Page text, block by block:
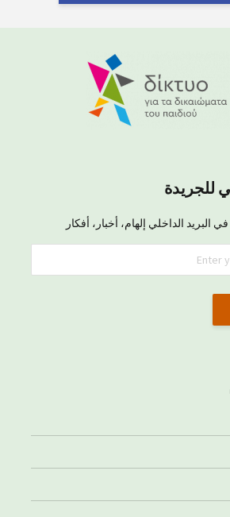
للجريدة
الداخلي إلهام، أخبار، أفكار